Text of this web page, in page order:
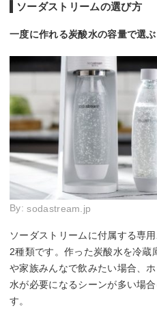
ソーダストリームの選び方
一度に作れる炭酸水の容量で選ぶ
By:sodastream.jp
ソーダストリームに付属する専
2種類です。作った炭酸水を冷蔵
や家族みんなで飲みたい場合、
水が必要になるシーンが多い場
す。